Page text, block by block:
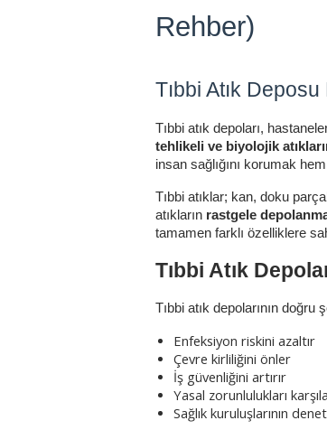
Rehber)
Tıbbi Atık
Tıbbi atık depoları,
tehlikeli ve biyolojik
insan sağlığını korumak
Tıbbi atıklar; kan, doku
atıkların rastgele
tamamen farklı özelliklere
Tıbbi Atık
Tıbbi atık depolarının doğru
Enfeksiyon riskini azaltır
Çevre kirliliğini önler
İş güvenliğini artırır
Yasal zorunlulukları
Sağlık kuruluşlarının